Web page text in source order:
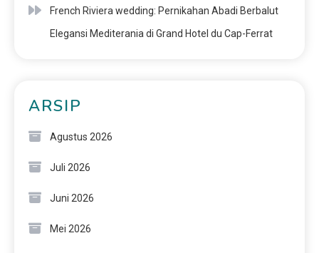
French Riviera wedding: Pernikahan Abadi Berbalut
Elegansi Mediterania di Grand Hotel du Cap-Ferrat
ARSIP
Agustus 2026
Juli 2026
Juni 2026
Mei 2026